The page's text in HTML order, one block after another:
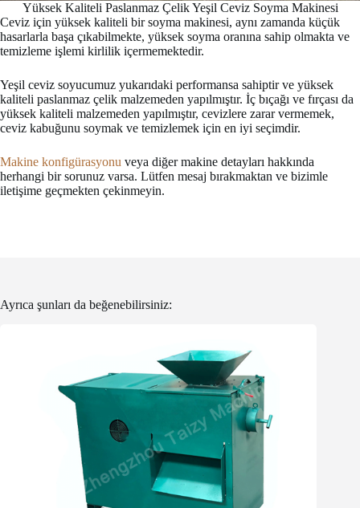
Yüksek Kaliteli Paslanmaz Çelik Yeşil Ceviz Soyma Makinesi
Ceviz için yüksek kaliteli bir soyma makinesi, aynı zamanda küçük
hasarlarla başa çıkabilmekte, yüksek soyma oranına sahip olmakta ve
temizleme işlemi kirlilik içermemektedir.
Yeşil ceviz soyucumuz yukarıdaki performansa sahiptir ve yüksek
kaliteli paslanmaz çelik malzemeden yapılmıştır. İç bıçağı ve fırçası da
yüksek kaliteli malzemeden yapılmıştır, cevizlere zarar vermemek,
ceviz kabuğunu soymak ve temizlemek için en iyi seçimdir.
Makine konfigürasyonu veya diğer makine detayları hakkında
herhangi bir sorunuz varsa. Lütfen mesaj bırakmaktan ve bizimle
iletişime geçmekten çekinmeyin.
Ayrıca şunları da beğenebilirsiniz: